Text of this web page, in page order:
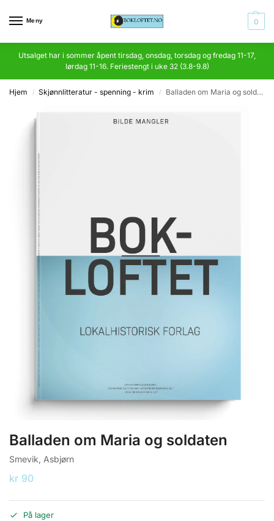
Meny 0
Utsalget har i sommer åpent tirsdag, onsdag, torsdag og fredag 11-17,
lørdag 11-16. Feriestengt i uke 32 (3.8-9.8)
Hjem / Skjønnlitteratur - spenning - krim / Balladen om Maria og soldaten
Balladen om Maria og soldaten
Smevik, Asbjørn
kr 90
På lager